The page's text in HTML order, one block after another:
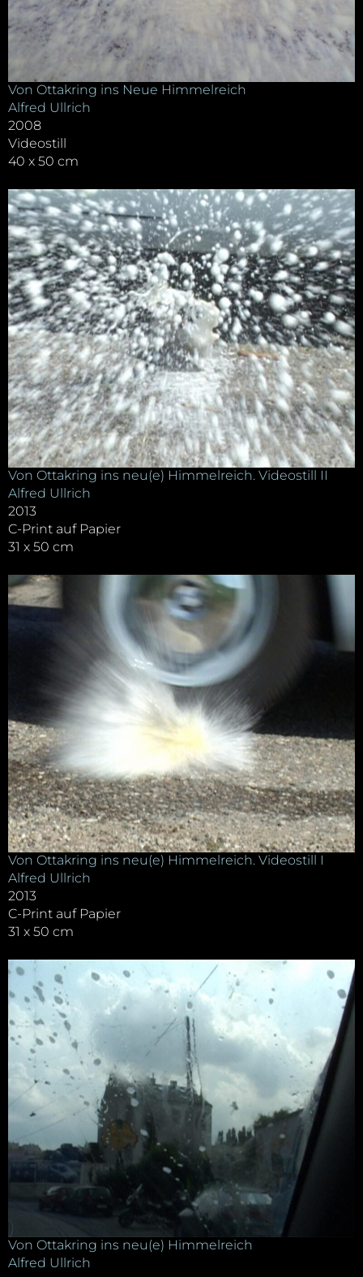
Von Ottakring ins Neue Himmelreich
Alfred Ullrich
2008
Videostill
40 x 50 cm
Von Ottakring ins neu(e) Himmelreich. Videostill II
Alfred Ullrich
2013
C-Print auf Papier
31 x 50 cm
Von Ottakring ins neu(e) Himmelreich. Videostill I
Alfred Ullrich
2013
C-Print auf Papier
31 x 50 cm
Von Ottakring ins neu(e) Himmelreich
Alfred Ullrich